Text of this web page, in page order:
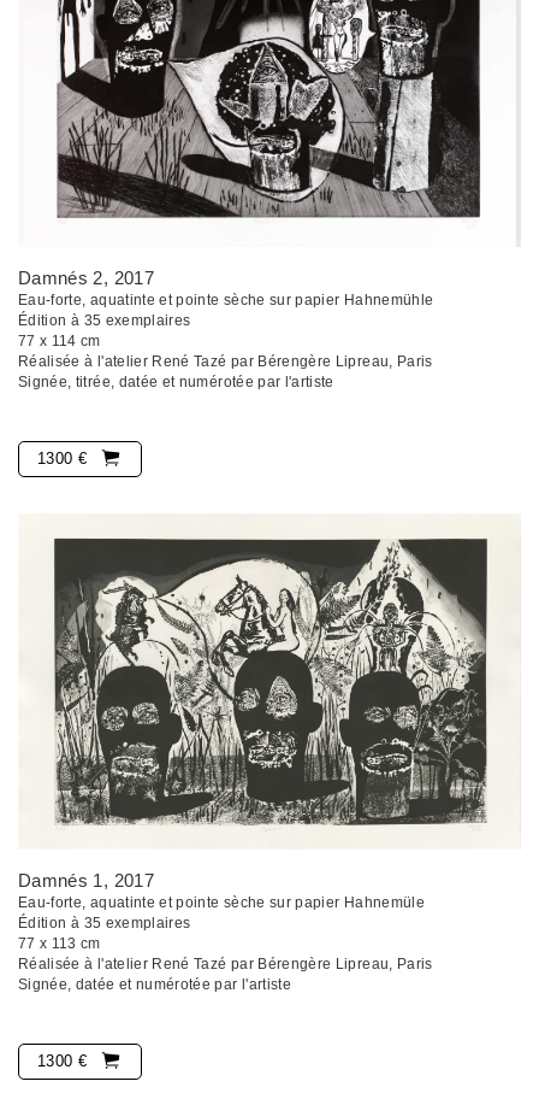
Damnés 2, 2017
Eau-forte, aquatinte et pointe sèche sur papier Hahnemühle
Édition à 35 exemplaires
77 x 114 cm
Réalisée à l'atelier René Tazé par Bérengère Lipreau, Paris
Signée, titrée, datée et numérotée par l'artiste
1300 €
Damnés 1, 2017
Eau-forte, aquatinte et pointe sèche sur papier Hahnemüle
Édition à 35 exemplaires
77 x 113 cm
Réalisée à l'atelier René Tazé par Bérengère Lipreau, Paris
Signée, datée et numérotée par l'artiste
1300 €